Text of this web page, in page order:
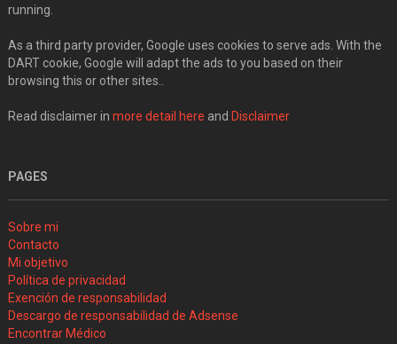
running.
As a third party provider, Google uses cookies to serve ads. With the
DART cookie, Google will adapt the ads to you based on their
browsing this or other sites..
Read disclaimer in more detail here and Disclaimer
PAGES
Sobre mi
Contacto
Mi objetivo
Política de privacidad
Exención de responsabilidad
Descargo de responsabilidad de Adsense
Encontrar Médico